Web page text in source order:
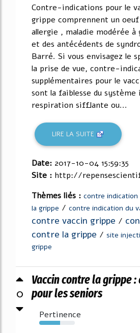
Contre-indications pour le
grippe comprennent un
allergie , maladie modérée
et des antécédents de
Barré. Si vous envisagez le
la prise de vue, contre-
supplémentaires pour le
sont la faiblesse du
respiration sifflante ou...
LIRE LA SUITE
Date: 2017-10-04 15:59:35
Site : http://
Thèmes liés : contre indication
la grippe / contre indication du
contre vaccin grippe /
contre la grippe / site
grippe
0
Vaccin contre la grippe
pour les seniors
Pertinence
58%